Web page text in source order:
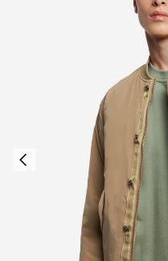
ログイン/会員登
AIGLE CLUB ポイン